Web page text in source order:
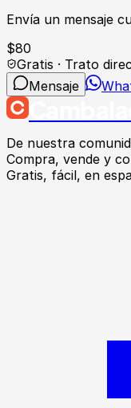
Envía un mensaje
$80
Gratis · Trato
Mensaje
De nuestra
Compra, vende y
Gratis, fácil, en